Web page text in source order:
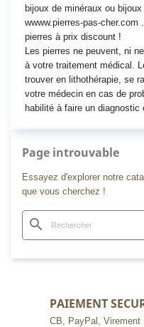
bijoux de minéraux ou
wwww.pierres-pas-
pierres à prix discount !
Les pierres ne peuvent, ni
à votre traitement médical.
trouver en lithothérapie, se
votre médecin en cas de
habilité à faire un
Page introuvable
Essayez d'explorer notre
que vous cherchez !
search
PAIEMENT
CB, PayPal, Virement